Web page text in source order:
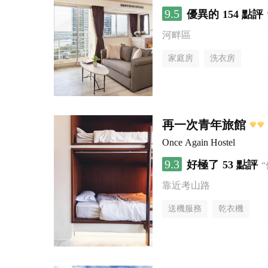
9.5 優異的 154 點評
河畔區
家庭房 洗衣房
再一次青年旅館
Once Again Hostel
9.3 好極了 53 點評
靠近考山路
送機服務 乾衣機